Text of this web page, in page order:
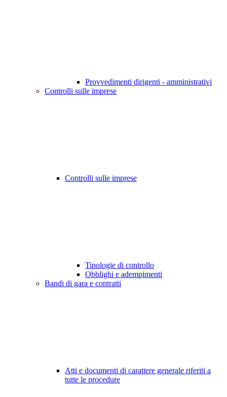
Provvedimenti dirigenti - amministrativi
Controlli sulle imprese
Controlli sulle imprese
Tipologie di controllo
Obblighi e adempimenti
Bandi di gara e contratti
Atti e documenti di carattere generale riferiti a
tutte le procedure